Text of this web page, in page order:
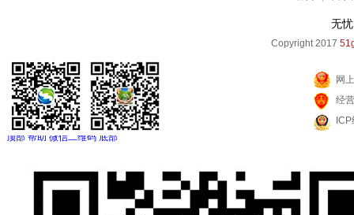
无
Copyright 2017
网
经
顶部 帮助 微信二维码 底部